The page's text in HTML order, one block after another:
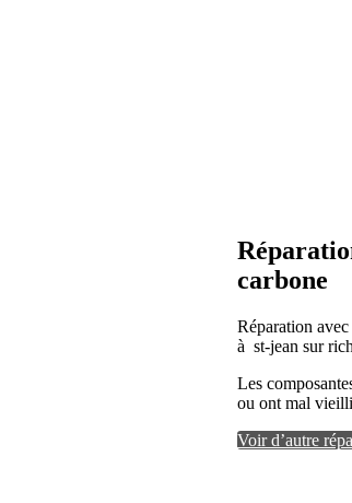
carbone
Réparation
à st-jean sur
Les
ou ont mal
Voir d’autre